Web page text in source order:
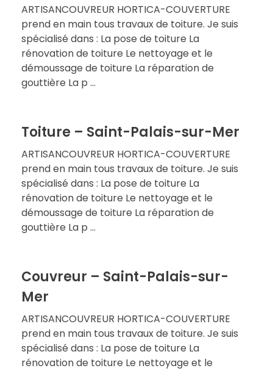
ARTISANCOUVREUR HORTICA-COUVERTURE
prend en main tous travaux de toiture. Je suis
spécialisé dans : La pose de toiture La
rénovation de toiture Le nettoyage et le
démoussage de toiture La réparation de
gouttière La p ...
Toiture – Saint-Palais-sur-Mer
ARTISANCOUVREUR HORTICA-COUVERTURE
prend en main tous travaux de toiture. Je suis
spécialisé dans : La pose de toiture La
rénovation de toiture Le nettoyage et le
démoussage de toiture La réparation de
gouttière La p ...
Couvreur – Saint-Palais-sur-
Mer
ARTISANCOUVREUR HORTICA-COUVERTURE
prend en main tous travaux de toiture. Je suis
spécialisé dans : La pose de toiture La
rénovation de toiture Le nettoyage et le